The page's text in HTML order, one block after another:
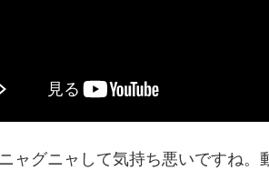
ャグニャして気持ち悪いですね。